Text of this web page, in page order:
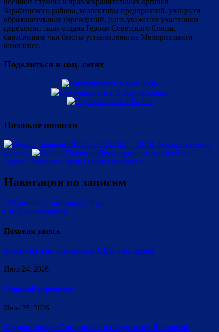
Барабинского района, коллективы предприятий, учащиеся
образовательных учреждений. Дань уважения участников
церемонии была отдана Героям Советского Союза,
барабинцам, чьи бюсты установлены на Мемориальном
комплексе.
Поделиться в соц. сетях
Похожие новости
ДЕНЬ ПОБЕДЫ — 2018. Торжественный
митинг.
День героев отечества День
Героев Отечества День Героев Отечества
Навигация по записям
«Их именами названы улицы»
Следующая запись
Похожая запись
Культура для участников СВО и их семей
Июл 24, 2026
Морской переполох
Июн 25, 2026
Студия танца «Сюрприз» стал лауреатом II степени!